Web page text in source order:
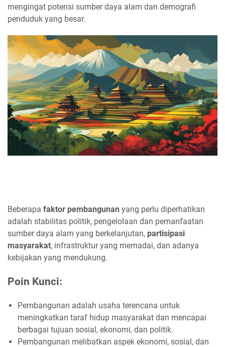
mengingat potensi sumber daya alam dan demografi
penduduk yang besar.
Beberapa faktor pembangunan yang perlu diperhatikan
adalah stabilitas politik, pengelolaan dan pemanfaatan
sumber daya alam yang berkelanjutan, partisipasi
masyarakat, infrastruktur yang memadai, dan adanya
kebijakan yang mendukung.
Poin Kunci:
Pembangunan adalah usaha terencana untuk
meningkatkan taraf hidup masyarakat dan mencapai
berbagai tujuan sosial, ekonomi, dan politik.
Pembangunan melibatkan aspek ekonomi, sosial, dan